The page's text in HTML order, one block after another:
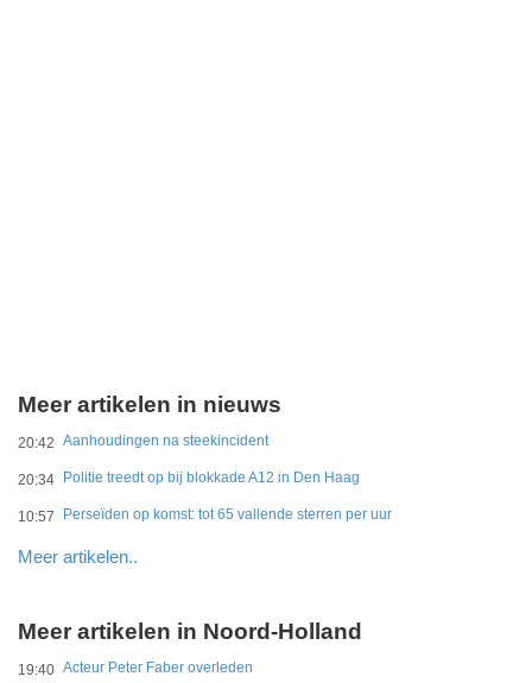
Meer artikelen in nieuws
20:42 Aanhoudingen na steekincident
20:34 Politie treedt op bij blokkade A12 in Den Haag
10:57 Perseïden op komst: tot 65 vallende sterren per uur
Meer artikelen..
Meer artikelen in Noord-Holland
19:40 Acteur Peter Faber overleden